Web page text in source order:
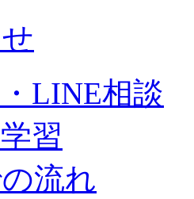
LINE相談
習
流れ